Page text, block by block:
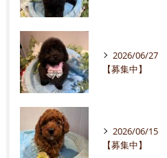
2026/06/27
【募集中】
2026/06/15
【募集中】